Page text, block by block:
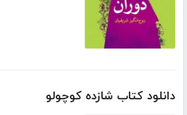
دانلود کتاب شازده کوچولو